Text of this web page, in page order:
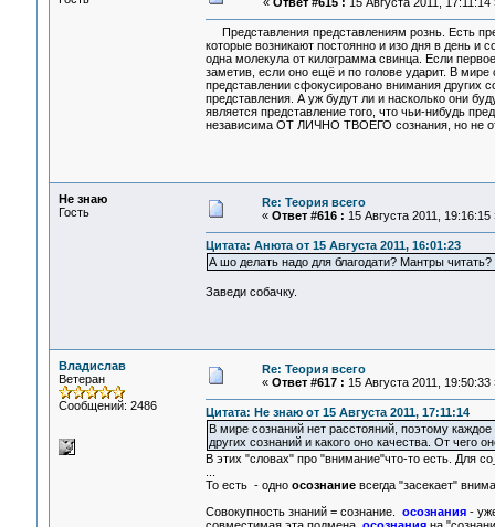
Представления представлениям рознь. Есть
которые возникают постоянно и изо дня в день и
одна молекула от килограмма свинца. Если
заметив, если оно ещё и по голове ударит. В мире
представлении сфокусировано внимания других
представления. А уж будут ли и насколько они
является представление того, что чьи-нибудь
независима ОТ ЛИЧНО ТВОЕГО сознания, но не
Не знаю
Гость
Re: Теория всего
« Ответ #616 : 15 Августа 2011, 19:16:15
Цитата: Анюта от 15 Августа 2011, 16:01:23
А шо делать надо для благодати? Мантры читать?
Заведи собачку.
Владислав
Ветеран
Сообщений: 2486
Re: Теория всего
« Ответ #617 : 15 Августа 2011, 19:50:33
Цитата: Не знаю от 15 Августа 2011, 17:11:14
В мире сознаний нет расстояний, поэтому
других сознаний и какого оно качества. От чего
В этих "словах" про "внимание"что-то есть. Для
То есть - одно осознание всегда "засекает"
Совокупность знаний = сознание. осознания-